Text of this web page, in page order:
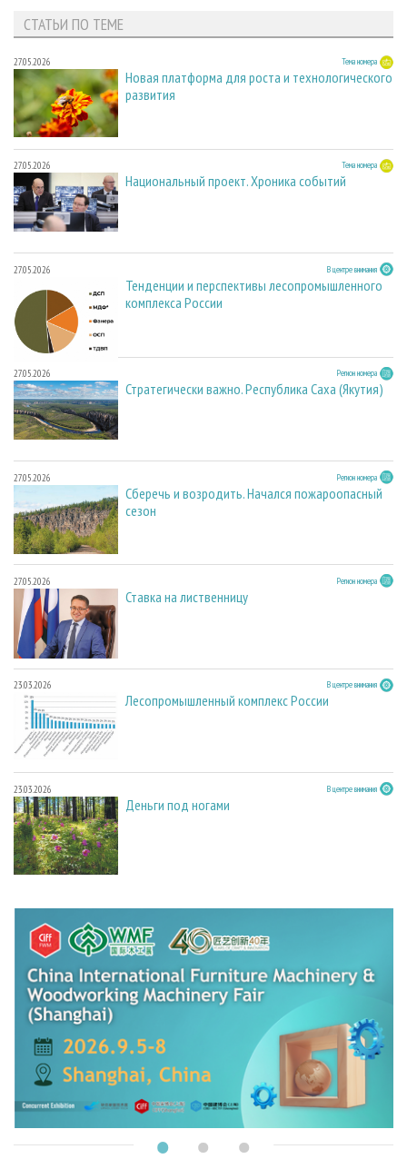
СТАТЬИ ПО ТЕМЕ
27.05.2026 Тема номера
Новая платформа для роста и технологического
развития
27.05.2026 Тема номера
Национальный проект. Хроника событий
27.05.2026 В центре внимания
Тенденции и перспективы лесопромышленного
комплекса России
27.05.2026 Регион номера
Стратегически важно. Республика Саха (Якутия)
27.05.2026 Регион номера
Сберечь и возродить. Начался пожароопасный
сезон
27.05.2026 Регион номера
Ставка на лиственницу
23.03.2026 В центре внимания
Лесопромышленный комплекс России
23.03.2026 В центре внимания
Деньги под ногами